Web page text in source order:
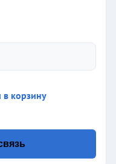
в корзину